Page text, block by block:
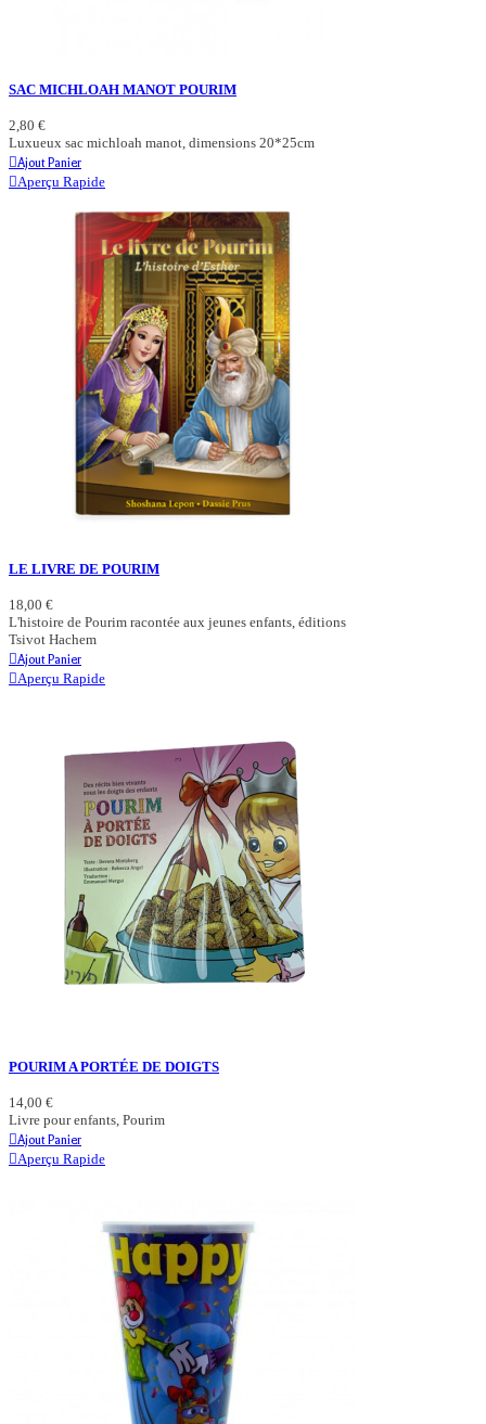
SAC MICHLOAH MANOT POURIM
2,80 €
Luxueux sac michloah manot, dimensions 20*25cm
Ajout Panier
Aperçu Rapide
LE LIVRE DE POURIM
18,00 €
L'histoire de Pourim racontée aux jeunes enfants, éditions
Tsivot Hachem
Ajout Panier
Aperçu Rapide
POURIM A PORTÉE DE DOIGTS
14,00 €
Livre pour enfants, Pourim
Ajout Panier
Aperçu Rapide